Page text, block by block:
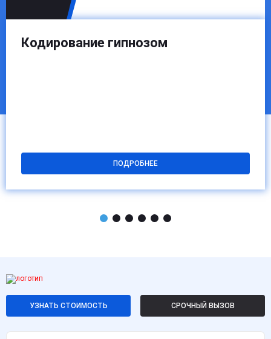
профессионального контроля.
Кодирование гипнозом
ПОДРОБНЕЕ
УЗНАТЬ СТОИМОСТЬ СРОЧНЫЙ ВЫЗОВ